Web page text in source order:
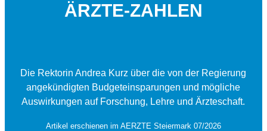
ÄRZTE-ZAHLEN
Die Rektorin Andrea Kurz über die von der Regierung
angekündigten Budgeteinsparungen und mögliche
Auswirkungen auf Forschung, Lehre und Ärzteschaft.
Artikel erschienen im AERZTE Steiermark 07/2026